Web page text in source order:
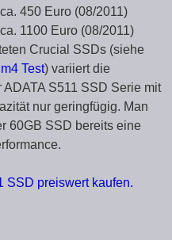
450 Euro (08/2011)
1100 Euro (08/2011)
Crucial SSDs (siehe
Test) variiert die
S511 SSD Serie mit
nur geringfügig. Man
60GB SSD bereits eine
SSD preiswert kaufen.